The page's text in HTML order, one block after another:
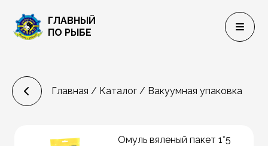
ГЛАВНЫЙ
ПО РЫБЕ
Главная / Каталог / Вакуумная упаковка
Омуль вяленый пакет 1*5